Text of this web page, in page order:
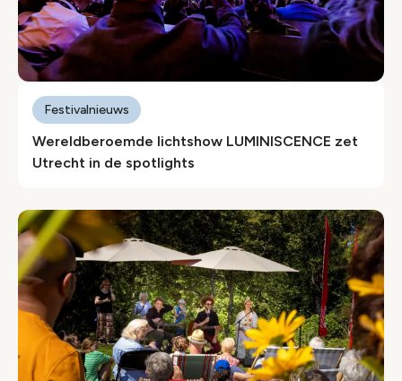
Wereldberoemde lichtshow LUMINISCENCE zet
Utrecht in de spotlights
Festivalnieuws